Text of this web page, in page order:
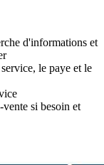
d'informations et
le paye et le
si besoin et